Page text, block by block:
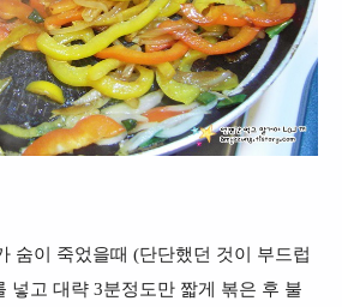
숨이 죽었을때 (단단했던 것이 부드럽
넣고 대략 3분정도만 짧게 볶은 후 불